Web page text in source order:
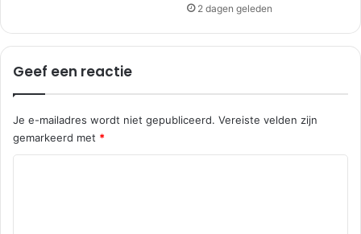
2 dagen geleden
Geef een reactie
Je e-mailadres wordt niet gepubliceerd. Vereiste velden zijn
gemarkeerd met *